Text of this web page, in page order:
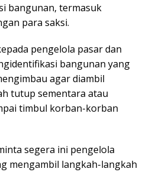
bangunan, termasuk
para saksi.
pengelola pasar dan
bangunan yang
agar diambil
tutup sementara atau
timbul korban-korban
segera ini pengelola
mengambil langkah-langkah